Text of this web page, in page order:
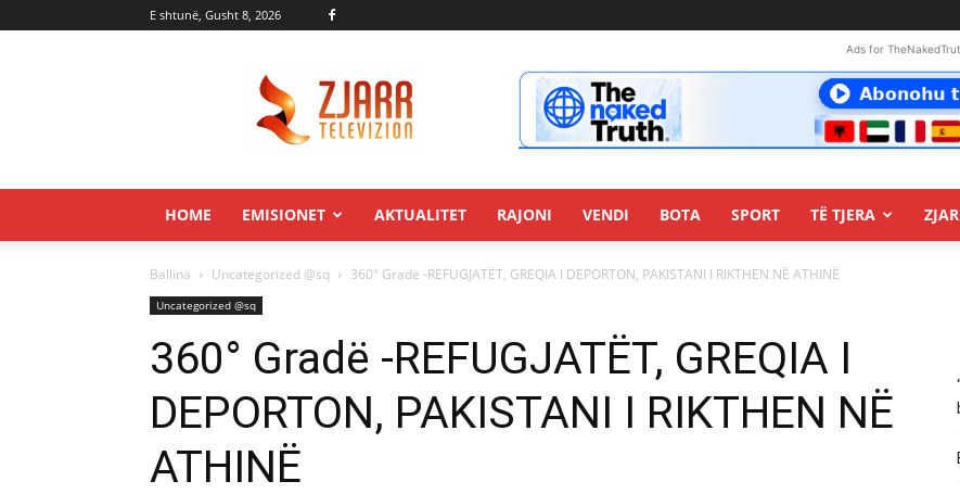
E shtunë, Gusht 8, 2026
Ads for
HOME EMISIONET AKTUALITET RAJONI VENDI BOTA SPORT TË TJERA
Ballina Uncategorized @sq 360° Gradë -REFUGJATËT, GREQIA I DEPORTON, PAKISTANI I RIKTHEN NË ATHINË
Uncategorized @sq
360° Gradë -REFUGJATËT, GREQIA I
DEPORTON, PAKISTANI I RIKTHEN NË
ATHINË